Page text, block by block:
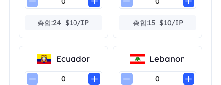
총합:24 $10/IP 총합:15 $10/IP
Ecuador Lebanon